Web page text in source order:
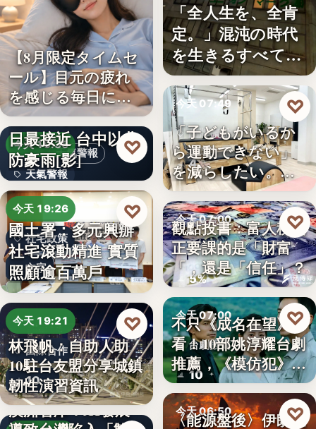
【8月限定タイムセ
ール】目元の疲れ
を感じる毎日に。3
段階…
天氣警報
今天 19:36
天氣警報
文字
颱風白海豚8日及9
日最接近 台中以北
防豪雨[影]
♡
今天 19:26
社宅政策
文字
國土署：多元興辦
社宅滾動精進 實質
照顧逾百萬戶
♡
今天 19:21
國際合作
10
林飛帆：自助人助
10駐台友盟分享城鎮
韌性演習資訊
♡
澳洲智庫：AI發展
「全人生を、全肯
定。」混沌の時代
を生きるすべての
人へ贈る…
今天 07:49
品牌擴點
4
「子どもがいるか
ら運動できない」
を減らしたい。埼
玉県戸田…
♡
今天 07:00
財經評論
5%
觀點投書：富人稅真
正要課的是「財富
「，還是「信任」？
♡
今天 07:00
台劇推薦
10
不只《成名在望》好
看！10部姚淳耀台劇
推薦，《模仿犯》
變…
♡
今天 06:50
〈能源盤後〉伊朗擬
♡